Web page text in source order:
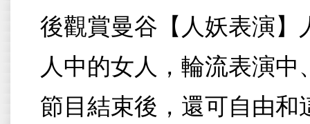
後觀賞曼谷【人妖表演】
人中的女人，輪流表演
節目結束後，還可自由